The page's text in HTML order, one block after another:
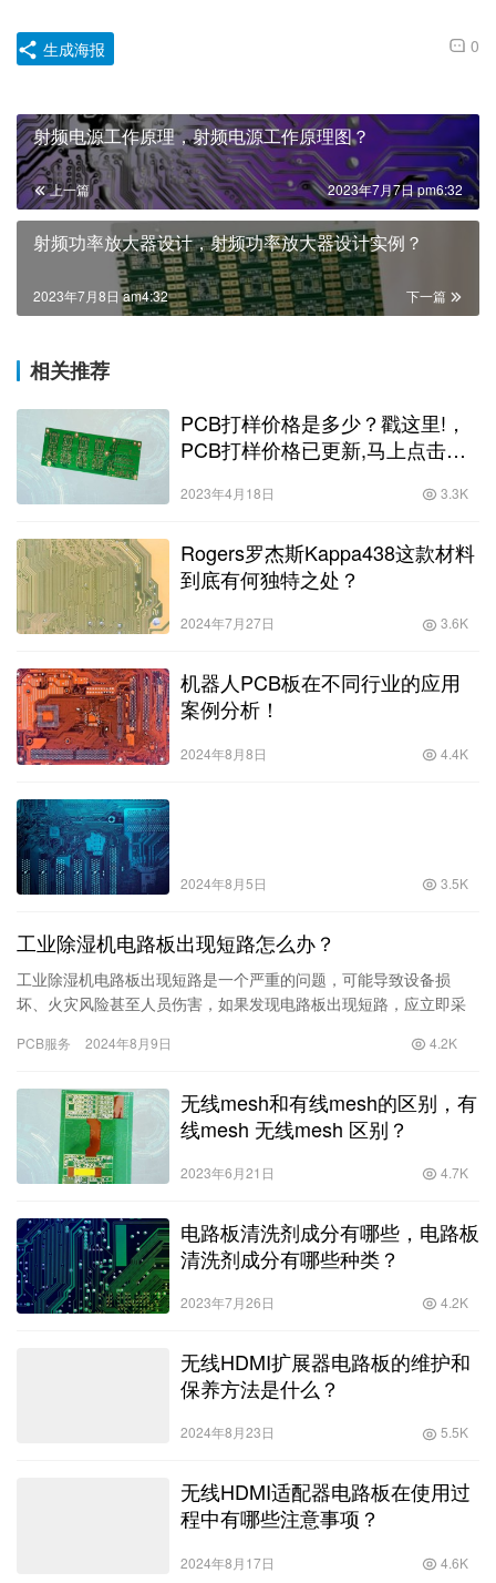
0
生成海报
射频电源工作原理，射频电源工作原理图？
上一篇 2023年7月7日 pm6:32
射频功率放大器设计，射频功率放大器设计实例？
下一篇
2023年7月8日 am4:32
相关推荐
PCB打样价格是多少？戳这里!，
PCB打样价格已更新,马上点击查
2023年4月18日 3.3K
Rogers罗杰斯Kappa438这款材料
到底有何独特之处？
2024年7月27日 3.6K
机器人PCB板在不同行业的应用
案例分析！
2024年8月8日 4.4K
2024年8月5日 3.5K
工业除湿机电路板出现短路怎么办？
工业除湿机电路板出现短路是一个严重的问题，可能导致设备损
坏、火灾风险甚至人员伤害，如果发现电路板出现短路，应立即采
的进…
PCB服务 2024年8月9日 4.2K
无线mesh和有线mesh的区别，有
线mesh 无线mesh 区别？
2023年6月21日 4.7K
电路板清洗剂成分有哪些，电路板
清洗剂成分有哪些种类？
2023年7月26日 4.2K
无线HDMI扩展器电路板的维护和
保养方法是什么？
2024年8月23日 5.5K
无线HDMI适配器电路板在使用过
程中有哪些注意事项？
2024年8月17日 4.6K